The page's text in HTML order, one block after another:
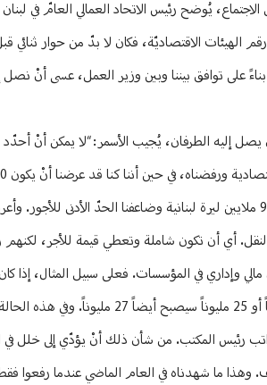
يُوضح رئيس الاتحاد العمالي العامّ في
الهيئات الاقتصاديّة، فكان لا بدّ من حوار
توافق بيننا وبين وزير العمل، عسى أنْ نصل إلى حلول.
عام 2024، وحصلنا خلاله على مبلغ 9 ملايين ليرة لبنانية
أي أن تكون شاملة وتعطي قيمة للأجر،
رئيس المكتب. من شأن ذلك أنْ يؤدّي إلى خلل في
وهذا ما شهدناه في العام الماضي عندما رفعوا